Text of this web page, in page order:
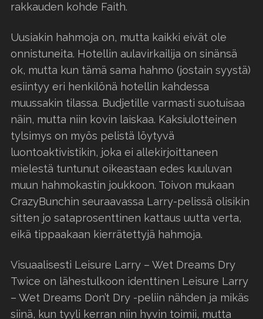
rakkauden kohde Faith.
Uusiakin hahmoja on, mutta kaikki eivät ole
onnistuneita. Hotellin aulavirkailija on sinänsä
ok, mutta kun tämä sama hahmo (jostain syystä)
esiintyy eri henkilönä hotellin kahdessa
muussakin tilassa. Budjetille varmasti suotuisaa
näin, mutta niin kovin laiskaa. Kaksiulotteinen
tylsimys on myös pelistä löytyvä
luontoaktivistikin, joka ei allekirjoittaneen
mielestä tuntunut oikeastaan edes kuuluvan
muun hahmokastin joukkoon. Toivon mukaan
CrazyBunchin seuraavassa Larry-pelissä olisikin
sitten jo sataprosenttinen kattaus uutta verta,
eikä tippaakaan kierrätettyjä hahmoja.
Visuaalisesti Leisure Larry – Wet Dreams Dry
Twice on lähestulkoon identtinen Leisure Larry
– Wet Dreams Don’t Dry -peliin nähden ja mikäs
siinä, kun tyyli kerran niin hyvin toimii, mutta